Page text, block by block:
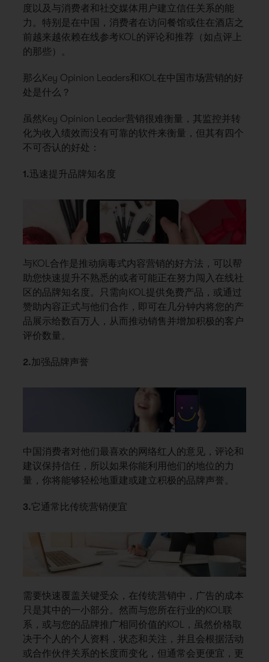
度以及与消费者和社交媒体用户建立信任关系的能
力。特别是在中国，消费者在访问餐馆或住在酒店之
前越来越依赖在线参考KOL的评论和推荐（如点评上
的那些）。
那么Key Opinion Leaders和KOL在中国市场营销的好
处是什么？
虽然Key Opinion Leader营销很难衡量，其监控并转
化为收入绩效而没有可靠的软件来衡量，但其有四个
不可否认的好处：
1.迅速提升品牌知名度
与KOL合作是推动病毒式内容营销的好方法，可以帮
助您快速提升不熟悉的或者可能正在努力闯入在线社
区的品牌知名度。只需向KOL提供免费产品，或通过
赞助内容正式与他们合作，即可在几分钟内将您的产
品展示给数百万人，从而推动销售并增加积极的客户
评价数量。
2.加强品牌声誉
中国消费者对他们最喜欢的网络红人的意见，评论和
建议保持信任，所以如果你能利用他们的地位的力
量，你将能够轻松地重建或建立积极的品牌声誉。
3.它通常比传统营销便宜
需要快速覆盖关键受众，在传统营销中，广告的成本
只是其中的一小部分。然而与您所在行业的KOL联
系，或与您的品牌推广相同价值的KOL，虽然价格取
决于个人的个人资料，状态和关注，并且会根据活动
或合作伙伴关系的长度而变化，但通常会更便宜，更